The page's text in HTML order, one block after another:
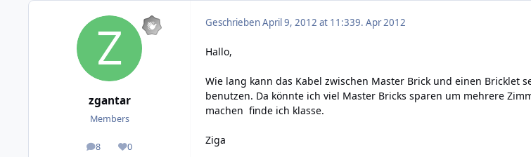
zgantar
Members
8
posts 0
Reputation
GeschriebenApril 9, 2012 at 11:339. Apr 2012
Hallo,
Wie lang kann das Kabel zwischen Master Brick und einen
benutzen. Da könnte ich viel Master Bricks sparen um mehrere
machen finde ich klasse.
Ziga